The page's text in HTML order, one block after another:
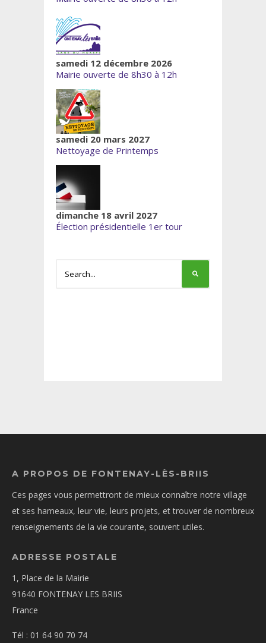
samedi 12 décembre 2026
Mairie ouverte de 8h30 à 12h
samedi 20 mars 2027
Nettoyage de Printemps
dimanche 18 avril 2027
Élection présidentielle 1er tour
A PROPOS DE FONTENAY-LÈS-BRIIS
Ces pages vous permettront de mieux connaître notre village
et ses hameaux, leur vie, leurs projets, et trouver de nombreux
renseignements de la vie courante, souvent utiles.
ADRESSE POSTALE
1, Place de la Mairie
91640 FONTENAY LES BRIIS
France
Tél : 01 64 90 70 74